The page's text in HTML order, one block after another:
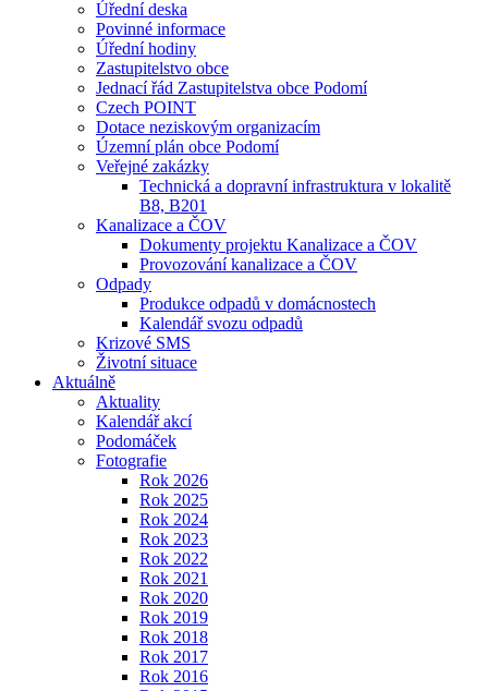
Úřední deska
Povinné informace
Úřední hodiny
Zastupitelstvo obce
Jednací řád Zastupitelstva obce Podomí
Czech POINT
Dotace neziskovým organizacím
Územní plán obce Podomí
Veřejné zakázky
Technická a dopravní infrastruktura v lokalitě
B8, B201
Kanalizace a ČOV
Dokumenty projektu Kanalizace a ČOV
Provozování kanalizace a ČOV
Odpady
Produkce odpadů v domácnostech
Kalendář svozu odpadů
Krizové SMS
Životní situace
Aktuálně
Aktuality
Kalendář akcí
Podomáček
Fotografie
Rok 2026
Rok 2025
Rok 2024
Rok 2023
Rok 2022
Rok 2021
Rok 2020
Rok 2019
Rok 2018
Rok 2017
Rok 2016